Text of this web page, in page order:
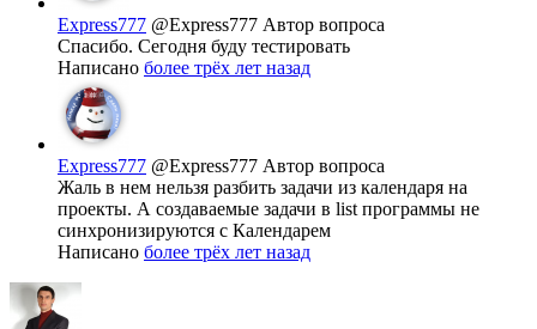
Express777 @Express777 Автор вопроса
Спасибо. Сегодня буду тестировать
Написано более трёх лет назад
Express777 @Express777 Автор вопроса
Жаль в нем нельзя разбить задачи из календаря на
проекты. А создаваемые задачи в list программы не
синхронизируются с Календарем
Написано более трёх лет назад